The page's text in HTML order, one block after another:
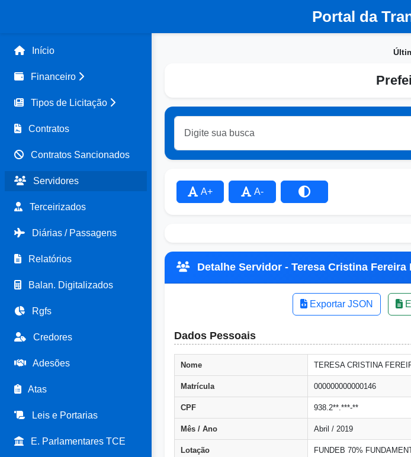
Portal da
Início
Financeiro
Tipos de Licitação
Contratos
Contratos Sancionados
Servidores
Terceirizados
Diárias / Passagens
Relatórios
Balan. Digitalizados
Rgfs
Credores
Adesões
Atas
Leis e Portarias
E. Parlamentares TCE
A+ A-
Detalhe Servidor - Teresa Cristina Fereira
Exportar JSON
Dados Pessoais
Nome TERESA CRISTINA
Matrícula 000000000000146
CPF 938.2**.***-**
Mês / Ano Abril / 2019
Lotação FUNDEB 70%